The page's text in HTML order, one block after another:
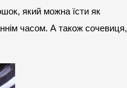
який можна їсти як
часом. А також сочевиця,